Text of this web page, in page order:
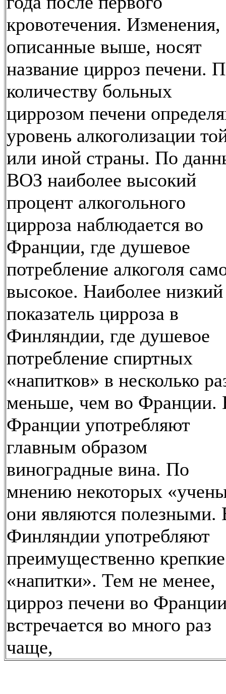
кровотечения. Изменения,
описанные выше, носят
название цирроз печени.
количеству больных
циррозом печени
уровень алкоголизации
или иной страны. По
ВОЗ наиболее высокий
процент алкогольного
цирроза наблюдается во
Франции, где душевое
потребление алкоголя
высокое. Наиболее низкий
показатель цирроза в
Финляндии, где душевое
потребление спиртных
«напитков» в несколько
меньше, чем во Франции.
Франции употребляют
главным образом
виноградные вина. По
мнению некоторых
они являются полезными.
Финляндии употребляют
преимущественно крепкие
«напитки». Тем не менее,
цирроз печени во
встречается во много раз
чаще,